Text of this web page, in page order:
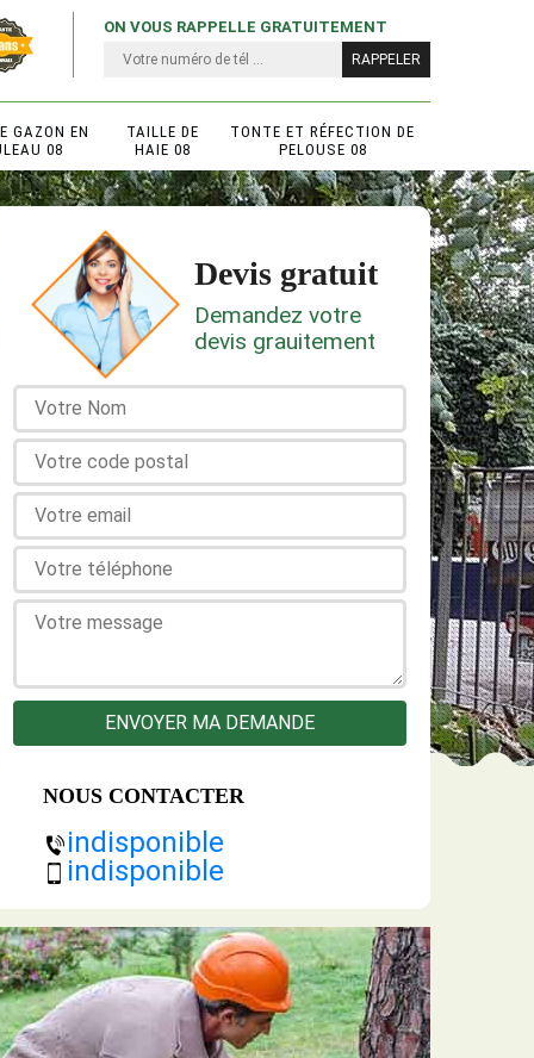
ON VOUS RAPPELLE GRATUITEMENT
GAZON EN
08
TAILLE DE
HAIE 08
TONTE ET RÉFECTION DE
PELOUSE 08
Devis gratuit
Demandez votre
devis grauitement
NOUS CONTACTER
indisponible
indisponible